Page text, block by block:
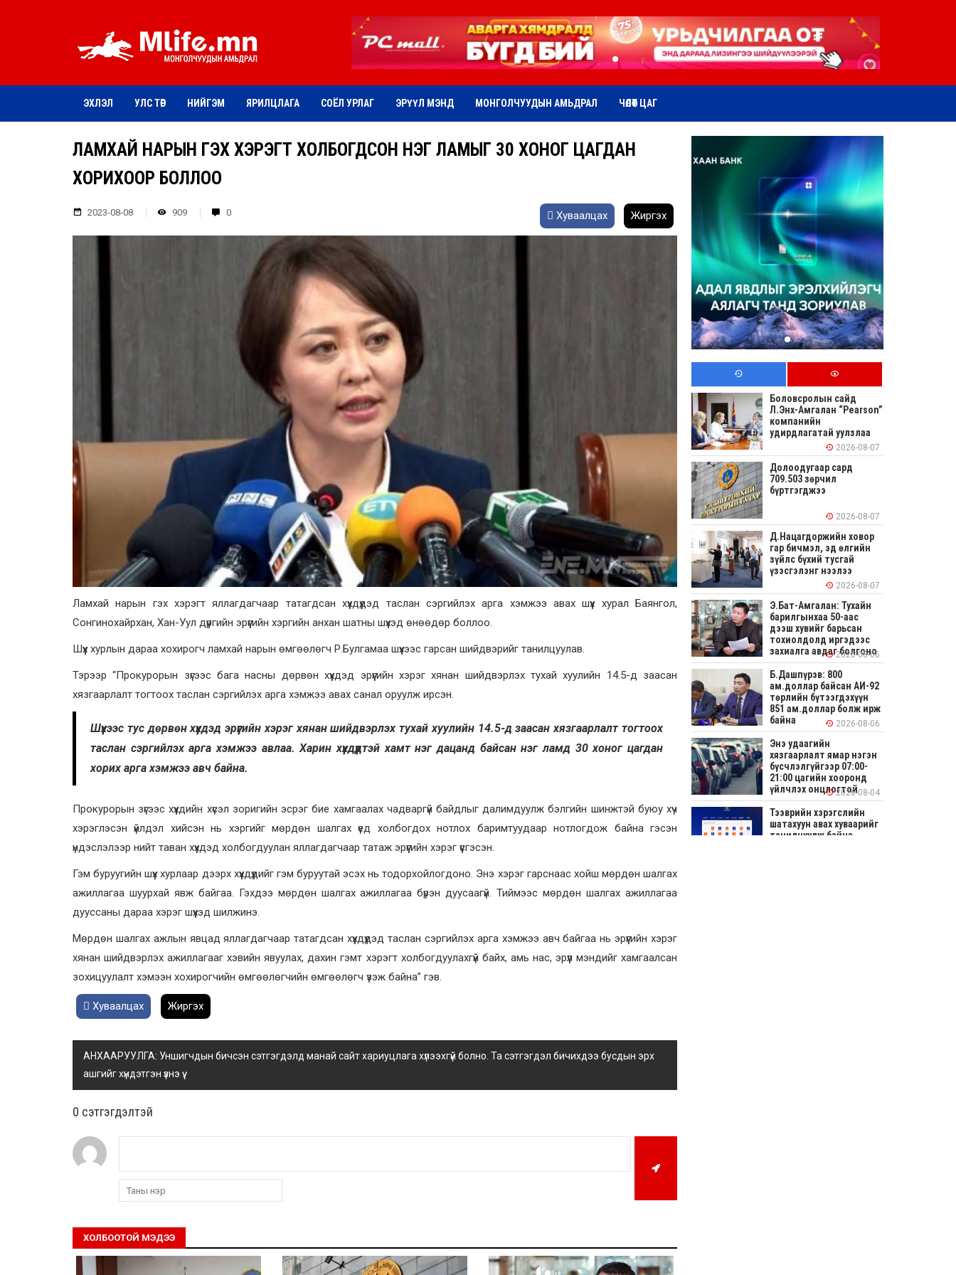
ЭХЛЭЛ УЛС ТӨР НИЙГЭМ ЯРИЛЦЛАГА СОЁЛ УРЛАГ ЭРҮҮЛ МЭНД МОНГОЛЧУУДЫН АМЬДРАЛ ЧӨЛӨӨТ ЦАГ
ЛАМХАЙ НАРЫН ГЭХ ХЭРЭГТ ХОЛБОГДСОН НЭГ ЛАМЫГ 30 ХОНОГ ЦАГДАН
ХОРИХООР БОЛЛОО
2023-08-08 909 0 Хуваалцах Жиргэх
Ламхай нарын гэх хэрэгт яллагдагчаар татагдсан хүүхдүүдэд таслан сэргийлэх арга хэмжээ авах шүүх хурал Баянгол,
Сонгинохайрхан, Хан-Уул дүүргийн эрүүгийн хэргийн анхан шатны шүүхэд өнөөдөр боллоо.
Шүүх хурлын дараа хохирогч ламхай нарын өмгөөлөгч Р.Булгамаа шүүхээс гарсан шийдвэрийг танилцуулав.
Тэрээр “Прокурорын зүгээс бага насны дөрвөн хүүхдэд эрүүгийн хэрэг хянан шийдвэрлэх тухай хуулийн 14.5-д заасан
хязгаарлалт тогтоох таслан сэргийлэх арга хэмжээ авах санал оруулж ирсэн.
Шүүхээс тус дөрвөн хүүхдэд эрүүгийн хэрэг хянан шийдвэрлэх тухай хуулийн 14.5-д заасан хязгаарлалт тогтоох
таслан сэргийлэх арга хэмжээ авлаа. Харин хүүхдүүдтэй хамт нэг дацанд байсан нэг ламд 30 хоног цагдан
хорих арга хэмжээ авч байна.
Прокурорын зүгээс хүүхдийн хүсэл зоригийн эсрэг бие хамгаалах чадваргүй байдлыг далимдуулж бэлгийн шинжтэй буюу хүч
хэрэглэсэн үйлдэл хийсэн нь хэргийг мөрдөн шалгах үед холбогдох нотлох баримтуудаар нотлогдож байна гэсэн
үндэслэлээр нийт таван хүүхдэд холбогдуулан яллагдагчаар татаж эрүүгийн хэрэг үүсгэсэн.
Гэм буруугийн шүүх хурлаар дээрх хүүхдүүдийг гэм буруутай эсэх нь тодорхойлогдоно. Энэ хэрэг гарснаас хойш мөрдөн шалгах
ажиллагаа шуурхай явж байгаа. Гэхдээ мөрдөн шалгах ажиллагаа бүрэн дуусаагүй. Тиймээс мөрдөн шалгах ажиллагаа
дууссаны дараа хэрэг шүүхэд шилжинэ.
Мөрдөн шалгах ажлын явцад яллагдагчаар татагдсан хүүхдүүдэд таслан сэргийлэх арга хэмжээ авч байгаа нь эрүүгийн хэрэг
хянан шийдвэрлэх ажиллагааг хэвийн явуулах, дахин гэмт хэрэгт холбогдуулахгүй байх, амь нас, эрүүл мэндийг хамгаалсан
зохицуулалт хэмээн хохирогчийн өмгөөлөгчийн өмгөөлөгч үзэж байна” гэв.
Хуваалцах Жиргэх
АНХААРУУЛГА: Уншигчдын бичсэн сэтгэгдэлд манай сайт хариуцлага хүлээхгүй болно. Та сэтгэгдэл бичихдээ бусдын эрх
ашгийг хүндэтгэн үзнэ үү.
0 cэтгэгдэлтэй
ХОЛБООТОЙ МЭДЭЭ
Боловсролын сайд
Л.Энх-Амгалан “Pearson”
компанийн
удирдлагатай уулзлаа
2026-08-07
Долоодугаар сард
709.503 зөрчил
бүртгэгджээ
2026-08-07
Д.Нацагдоржийн ховор
гар бичмэл, эд өлгийн
зүйлс бүхий тусгай
үзэсгэлэнг нээлээ
2026-08-07
Э.Бат-Амгалан: Тухайн
барилгынхаа 50-аас
дээш хувийг барьсан
тохиолдолд иргэдээс
захиалга авдаг болгоно
2026-08-06
Б.Дашпүрэв: 800
ам.доллар байсан АИ-92
төрлийн бүтээгдэхүүн
851 ам.доллар болж ирж
байна
2026-08-06
Энэ удаагийн
хязгаарлалт ямар нэгэн
бүсчлэлгүйгээр 07:00-
21:00 цагийн хооронд
үйлчлэх онцлогтой2026-08-04
Тээврийн хэрэгслийн
шатахуун авах хуваарийг
танилцуулж байна